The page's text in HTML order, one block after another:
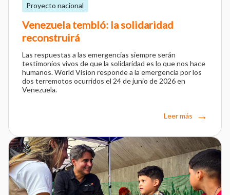
Proyecto nacional
Venezuela tembló: la solidaridad
reconstruirá
Las respuestas a las emergencias siempre serán
testimonios vivos de que la solidaridad es lo que nos hace
humanos. World Vision responde a la emergencia por los
dos terremotos ocurridos el 24 de junio de 2026 en
Venezuela.
Leer más